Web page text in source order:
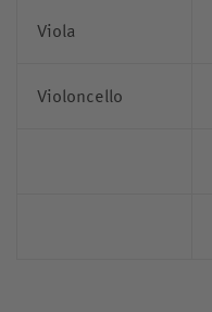
Viola
Violoncello